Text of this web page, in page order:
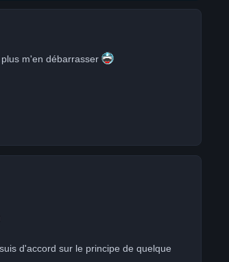
m'en débarrasser
d'accord sur le principe de quelque